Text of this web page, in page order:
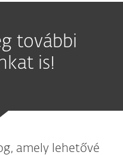
további
is!
amely lehetővé